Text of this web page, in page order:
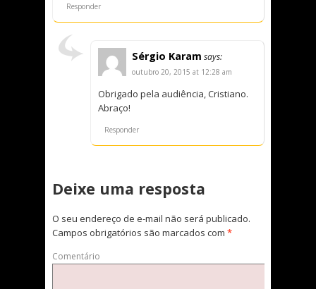
Responder
Sérgio Karam says:
outubro 20, 2015 at 12:28 am
Obrigado pela audiência, Cristiano.
Abraço!
Responder
Deixe uma resposta
O seu endereço de e-mail não será publicado.
Campos obrigatórios são marcados com *
Comentário